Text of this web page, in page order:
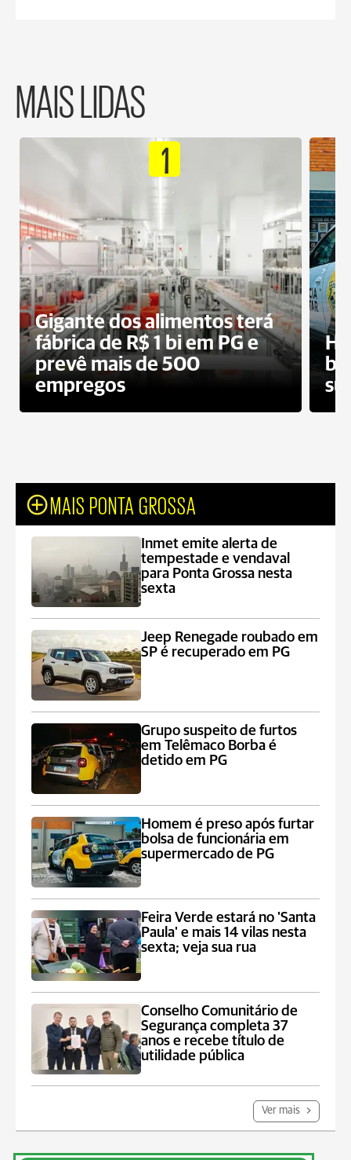
MAIS LIDAS
1
Gigante dos alimentos terá
fábrica de R$ 1 bi em PG e
prevê mais de 500
empregos
MAIS PONTA GROSSA
Inmet emite alerta de
tempestade e vendaval
para Ponta Grossa nesta
sexta
Jeep Renegade roubado em
SP é recuperado em PG
Grupo suspeito de furtos
em Telêmaco Borba é
detido em PG
Homem é preso após furtar
bolsa de funcionária em
supermercado de PG
Feira Verde estará no 'Santa
Paula' e mais 14 vilas nesta
sexta; veja sua rua
Conselho Comunitário de
Segurança completa 37
anos e recebe título de
utilidade pública
Ver mais